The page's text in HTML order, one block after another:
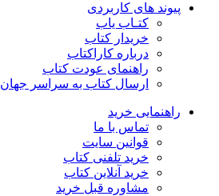
پیوند های کاربردی
کتـاب یاب
خریدار کتاب
درباره کاراکتاب
راهنمای عودت کتاب
ارسال کتاب به سراسر جهان
راهنمایی خرید
تماس با ما
قوانین سایت
خرید تلفنی کتاب
خرید آنلاین کتاب
مشاوره قبل خرید